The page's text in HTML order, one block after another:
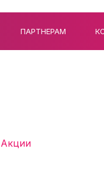
ПАРТНЕРАМ
Акции